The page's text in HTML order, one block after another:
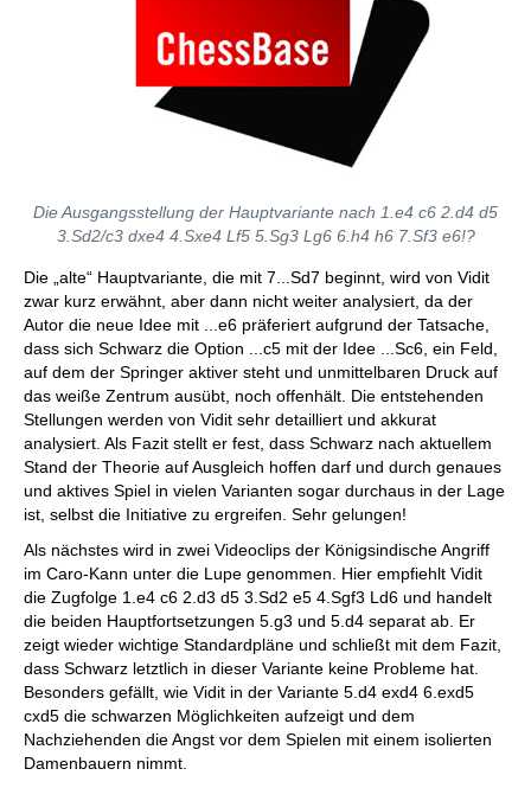
Die Ausgangsstellung der Hauptvariante nach 1.e4 c6 2.d4 d5
3.Sd2/c3 dxe4 4.Sxe4 Lf5 5.Sg3 Lg6 6.h4 h6 7.Sf3 e6!?
Die „alte“ Hauptvariante, die mit 7...Sd7 beginnt, wird von Vidit
zwar kurz erwähnt, aber dann nicht weiter analysiert, da der
Autor die neue Idee mit ...e6 präferiert aufgrund der Tatsache,
dass sich Schwarz die Option ...c5 mit der Idee ...Sc6, ein Feld,
auf dem der Springer aktiver steht und unmittelbaren Druck auf
das weiße Zentrum ausübt, noch offenhält. Die entstehenden
Stellungen werden von Vidit sehr detailliert und akkurat
analysiert. Als Fazit stellt er fest, dass Schwarz nach aktuellem
Stand der Theorie auf Ausgleich hoffen darf und durch genaues
und aktives Spiel in vielen Varianten sogar durchaus in der Lage
ist, selbst die Initiative zu ergreifen. Sehr gelungen!
Als nächstes wird in zwei Videoclips der Königsindische Angriff
im Caro-Kann unter die Lupe genommen. Hier empfiehlt Vidit
die Zugfolge 1.e4 c6 2.d3 d5 3.Sd2 e5 4.Sgf3 Ld6 und handelt
die beiden Hauptfortsetzungen 5.g3 und 5.d4 separat ab. Er
zeigt wieder wichtige Standardpläne und schließt mit dem Fazit,
dass Schwarz letztlich in dieser Variante keine Probleme hat.
Besonders gefällt, wie Vidit in der Variante 5.d4 exd4 6.exd5
cxd5 die schwarzen Möglichkeiten aufzeigt und dem
Nachziehenden die Angst vor dem Spielen mit einem isolierten
Damenbauern nimmt.